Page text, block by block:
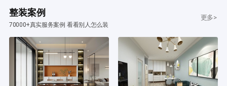
整装案例
70000+真实服务案例 看看别人怎么装
更多>